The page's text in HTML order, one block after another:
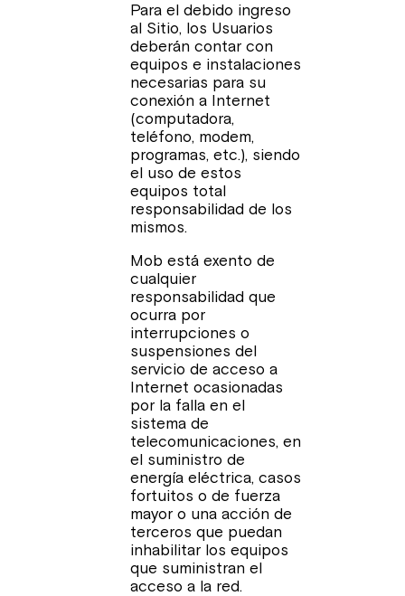
Para el debido ingreso
al Sitio, los Usuarios
deberán contar con
equipos e instalaciones
necesarias para su
conexión a Internet
(computadora,
teléfono, modem,
programas, etc.), siendo
el uso de estos
equipos total
responsabilidad de los
mismos.
Mob está exento de
cualquier
responsabilidad que
ocurra por
interrupciones o
suspensiones del
servicio de acceso a
Internet ocasionadas
por la falla en el
sistema de
telecomunicaciones, en
el suministro de
energía eléctrica, casos
fortuitos o de fuerza
mayor o una acción de
terceros que puedan
inhabilitar los equipos
que suministran el
acceso a la red.